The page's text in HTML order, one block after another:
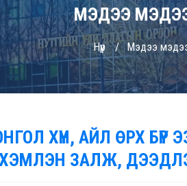
МЭДЭЭ
Нүүр Мэдээ
ХҮН, АЙЛ ӨРХ
ЗАЛЖ,